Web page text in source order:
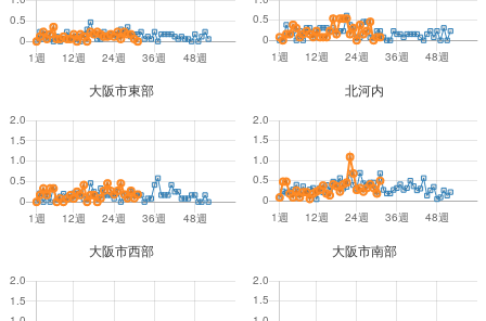
大阪市東部 北河内
大阪市西部 大阪市南部